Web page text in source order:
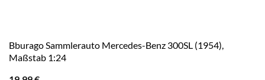
Bburago Sammlerauto Mercedes-Benz 300SL (1954),
Maßstab 1:24